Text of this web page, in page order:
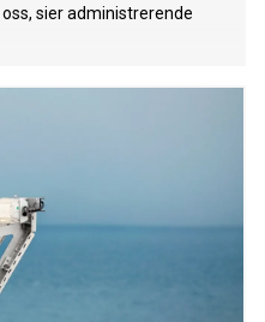
sier administrerende